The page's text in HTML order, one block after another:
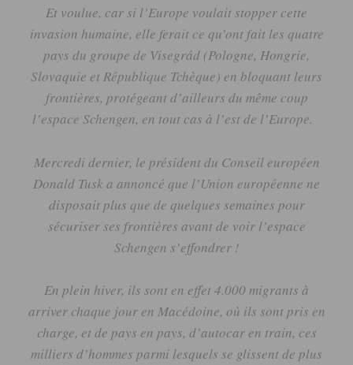
Et voulue, car si l’Europe voulait stopper cette
invasion humaine, elle ferait ce qu’ont fait les quatre
pays du groupe de Visegrád (Pologne, Hongrie,
Slovaquie et République Tchèque) en bloquant leurs
frontières, protégeant d’ailleurs du même coup
l’espace Schengen, en tout cas à l’est de l’Europe.
Mercredi dernier, le président du Conseil européen
Donald Tusk a annoncé que l’Union européenne ne
disposait plus que de quelques semaines pour
sécuriser ses frontières avant de voir l’espace
Schengen s’effondrer !
En plein hiver, ils sont en effet 4.000 migrants à
arriver chaque jour en Macédoine, où ils sont pris en
charge, et de pays en pays, d’autocar en train, ces
milliers d’hommes parmi lesquels se glissent de plus